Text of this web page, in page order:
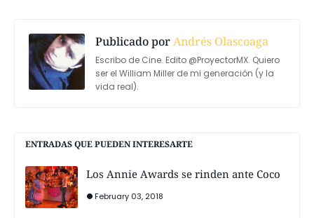
Publicado porAndrés Olascoaga
Escribo de Cine. Edito @ProyectorMX. Quiero
ser el William Miller de mi generación (y la
vida real).
ENTRADAS QUE PUEDEN INTERESARTE
Los Annie Awards se rinden ante Coco
February 03, 2018